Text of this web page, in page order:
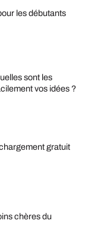
les débutants
sont les
vos idées ?
gratuit
chères du